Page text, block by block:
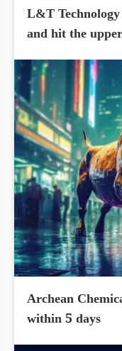
L&T
and hit the
Archean
within 5 days